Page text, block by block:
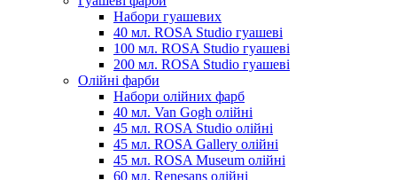
Набори гуашевих
40 мл. ROSA Studio гуашеві
100 мл. ROSA Studio гуашеві
200 мл. ROSA Studio гуашеві
Олійні фарби
Набори олійних фарб
40 мл. Van Gogh олійні
45 мл. ROSA Studio олійні
45 мл. ROSA Gallery олійні
45 мл. ROSA Museum олійні
60 мл. Renesans олійні